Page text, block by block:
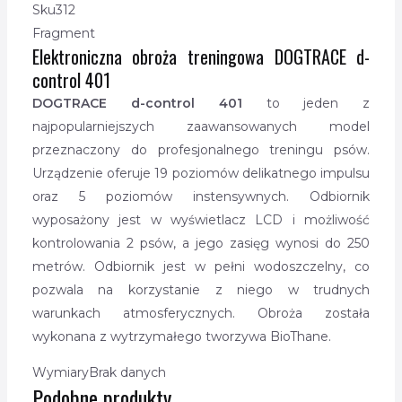
Sku312
Fragment
Elektroniczna obroża treningowa DOGTRACE d-
control 401
DOGTRACE d-control 401 to jeden z
najpopularniejszych zaawansowanych model
przeznaczony do profesjonalnego treningu psów.
Urządzenie oferuje 19 poziomów delikatnego impulsu
oraz 5 poziomów instensywnych. Odbiornik
wyposażony jest w wyświetlacz LCD i możliwość
kontrolowania 2 psów, a jego zasięg wynosi do 250
metrów. Odbiornik jest w pełni wodoszczelny, co
pozwala na korzystanie z niego w trudnych
warunkach atmosferycznych. Obroża została
wykonana z wytrzymałego tworzywa BioThane.
WymiaryBrak danych